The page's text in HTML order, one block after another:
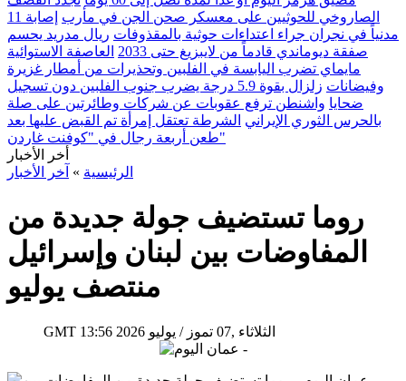
الصاروخي للحوثيين على معسكر صحن الجن في مأرب
إصابة 11
مدنياً في نجران جراء اعتداءات حوثية بالمقذوفات ريال مدريد يحسم
صفقة ديوماندي قادماً من لايبزيغ حتى 2033
العاصفة الاستوائية
مايماي تضرب اليابسة في الفلبين وتحذيرات من أمطار غزيرة
وفيضانات
زلزال بقوة 5.9 درجة يضرب جنوب الفلبين دون تسجيل
ضحايا واشنطن ترفع عقوبات عن شركات وطائرتين على صلة
بالحرس الثوري الإيراني الشرطة تعتقل إمرأة تم القبض عليها بعد
طعن أربعة رجال في "كوفنت غاردن"
أخر الأخبار
الرئيسية » آخر الأخبار
روما تستضيف جولة جديدة من
المفاوضات بين لبنان وإسرائيل
منتصف يوليو
GMT 13:56 2026 الثلاثاء ,07 تموز / يوليو